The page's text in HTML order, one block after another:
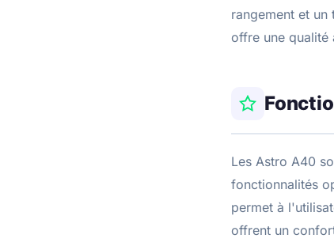
rangement et
offre une qualité
Les Astro A40
fonctionnalités
permet à
offrent un